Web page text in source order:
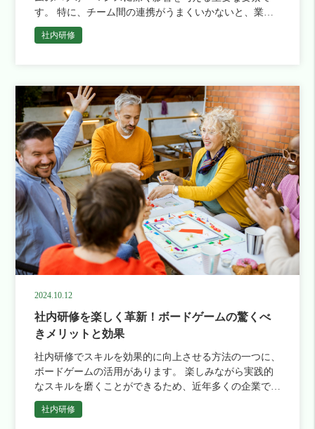
す。 特に、チーム間の連携がうまくいかないと、業務
の効率が低下し、目に見えないコストがかかることも少
なくありません。 しか […]
社内研修
2024.10.12
社内研修を楽しく革新！ボードゲームの驚くべ
きメリットと効果
社内研修でスキルを効果的に向上させる方法の一つに、
ボードゲームの活用があります。 楽しみながら実践的
なスキルを磨くことができるため、近年多くの企業で導
入が進んでいます。 この記事では、特定の研修目的に
応じて適したボードゲ […]
社内研修